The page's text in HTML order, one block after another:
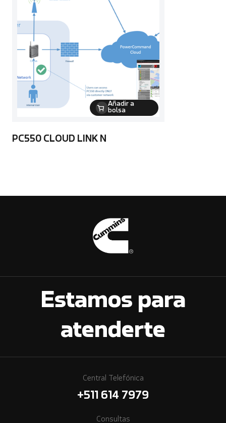
Añadir a
bolsa
PC550 CLOUD LINK N
Estamos para
atenderte
Central Telefónica
+511 614 7979
Consultas